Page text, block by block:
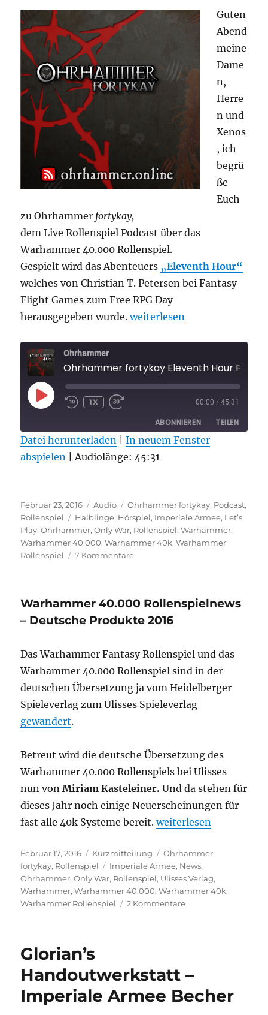
das
40k
Rollenspiel
Guten
Abend
meine
Dame
n,
Herre
n und
Xenos
, ich
begrü
ße
Euch
zu Ohrhammer fortykay,
dem Live Rollenspiel Podcast über das
Warhammer 40.000 Rollenspiel.
Gespielt wird das Abenteuers „Eleventh Hour“
welches von Christian T. Petersen bei Fantasy
Flight Games zum Free RPG Day
herausgegeben wurde.„Ohrhammer fortykay
weiterlesen
Ohrhammer
Ohrhammer fortykay Eleventh Hour Folge 1
PLAY
EPISODE
1X 00:00 / 45:31
ABONNIEREN TEILEN
RSS FEED
TEILEN
EMBED
Datei herunterladen |In neuem Fenster
abspielen |Audiolänge: 45:31
Veröffentlicht
am
Februar 23, 2016 Format
Audio Kategorien
Ohrhammer fortykay, Podcast,
Rollenspiel
Schlagwörter
Halblinge, Hörspiel, Imperiale Armee, Let’s
Play,Ohrhammer,Only War, Rollenspiel,Warhammer,
Warhammer 40.000,Warhammer 40k,Warhammer
Rollenspiel
7 Kommentarezu
Hour
Folge
Warhammer 40.000 Rollenspielnews
– Deutsche Produkte 2016
Das Warhammer Fantasy Rollenspiel und das
Warhammer 40.000 Rollenspiel sind in der
deutschen Übersetzung ja vom Heidelberger
Spieleverlag zum Ulisses Spieleverlag
gewandert.
Betreut wird die deutsche Übersetzung des
Warhammer 40.000 Rollenspiels bei Ulisses
nun vonMiriam Kasteleiner.Und da stehen für
dieses Jahr noch einige Neuerscheinungen für
fast alle 40k Systeme bereit.„Warhammer 40.000
weiterlesen
Veröffentlicht
am
Februar 17, 2016 Format
Kurzmitteilung Kategorien
Ohrhammer
fortykay, Rollenspiel Schlagwörter
Imperiale Armee, News,
Ohrhammer,Only War, Rollenspiel, Ulisses Verlag,
Warhammer,Warhammer 40.000,Warhammer 40k,
Warhammer Rollenspiel
2 Kommentarezu
Produkte
2016
Glorian’s
Handoutwerkstatt –
Imperiale Armee Becher